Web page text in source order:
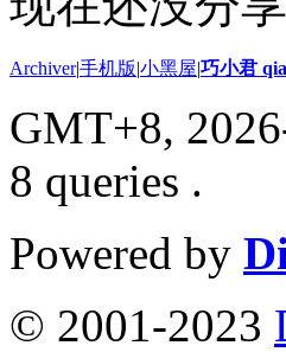
Archiver|手机版|小黑屋|巧小君
GMT+8,
8 queries .
Powered by
© 2001-2023